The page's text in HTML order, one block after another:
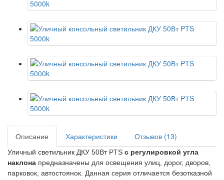
Описание Характеристики Отзывов (13)
Уличный светильник ДКУ 50Вт PTS с регулировкой угла
наклона предназначены для освещения улиц, дорог, дворов,
парковок, автостоянок. Данная серия отличается безотказной